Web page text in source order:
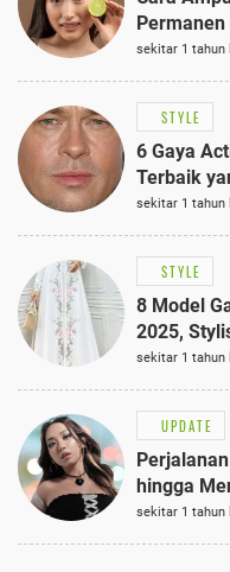
sekitar 1 tahun
STYLE
6 Gaya
Terbaik
sekitar 1 tahun
STYLE
8 Model
2025,
Semi-
sekitar 1 tahun
UPDATE
hingga
sekitar 1 tahun